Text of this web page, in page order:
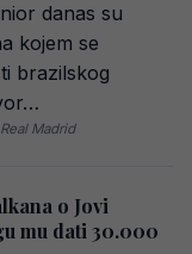
danas su
kojem se
brazilskog
Madrid
o Jovi
mu dati 30.000